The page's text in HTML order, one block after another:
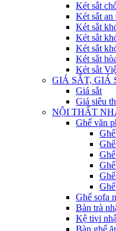
Két sắt
Két sắt an
Két sắt
Két sắt
Két sắt
Két sắt
Két sắt
GIÁ SẮT, GIÁ
Giá sắt
Giá siêu
NỘI THẤT
Ghế văn
Ghế sofa
Bàn trà
Kệ tivi